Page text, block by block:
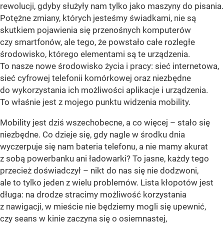
rewolucji, gdyby służyły nam tylko jako maszyny do pisania.
Potężne zmiany, których jesteśmy świadkami, nie są
skutkiem pojawienia się przenośnych komputerów
czy smartfonów, ale tego, że powstało całe rozległe
środowisko, którego elementami są te urządzenia.
To nasze nowe środowisko życia i pracy: sieć internetowa,
sieć cyfrowej telefonii komórkowej oraz niezbędne
do wykorzystania ich możliwości aplikacje i urządzenia.
To właśnie jest z mojego punktu widzenia mobility.
Mobility jest dziś wszechobecne, a co więcej – stało się
niezbędne. Co dzieje się, gdy nagle w środku dnia
wyczerpuje się nam bateria telefonu, a nie mamy akurat
z sobą powerbanku ani ładowarki? To jasne, każdy tego
przecież doświadczył – nikt do nas się nie dodzwoni,
ale to tylko jeden z wielu problemów. Lista kłopotów jest
długa: na drodze stracimy możliwość korzystania
z nawigacji, w mieście nie będziemy mogli się upewnić,
czy seans w kinie zaczyna się o osiemnastej,